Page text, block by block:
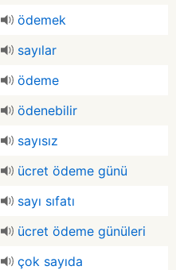
ödemek
sayılar
ödeme
ödenebilir
sayısız
ücret ödeme günü
sayı sıfatı
ücret ödeme günüleri
çok sayıda